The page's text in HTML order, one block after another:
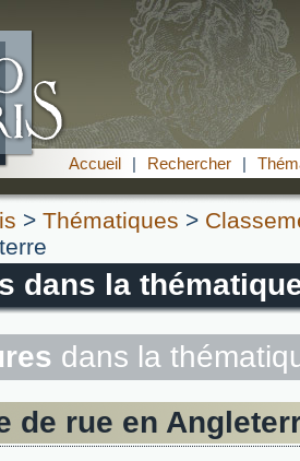
Accueil | Rechercher |
> Thématiques >
dans la
dans la
de rue en